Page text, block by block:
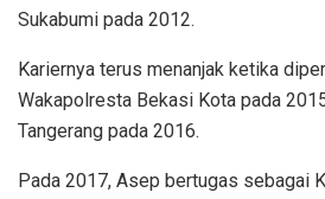
Sukabumi pada 2012.
Kariernya terus menanjak ketika
Wakapolresta Bekasi Kota pada
Tangerang pada 2016.
Pada 2017, Asep bertugas sebagai